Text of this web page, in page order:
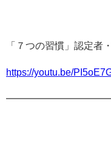
「７つの習慣」認定者
https://youtu.be/